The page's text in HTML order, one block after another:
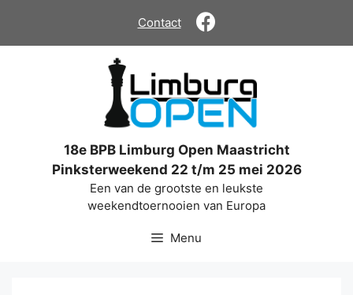
de
Contact
18e BPB Limburg Open Maastricht
Pinksterweekend 22 t/m 25 mei 2026
Een van de grootste en leukste
weekendtoernooien van Europa
Menu